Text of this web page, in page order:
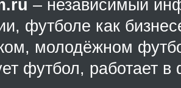
– независимый
футболе как
молодёжном
футбол, работает